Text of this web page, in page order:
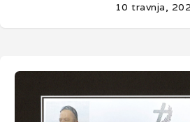
10 travnja,